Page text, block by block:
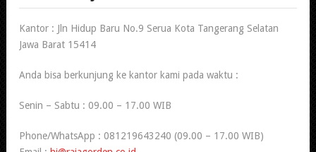
Kantor : Jln Hidup Baru No.9 Serua Kota Tangerang Selatan
Jawa Barat 15414
Anda bisa berkunjung ke kantor kami pada waktu :
Senin – Sabtu : 09.00 – 17.00 WIB
Phone/WhatsApp : 081219643240 (09.00 – 17.00 WIB)